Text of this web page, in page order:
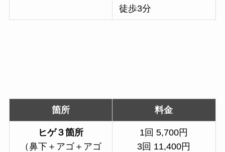
徒歩3分
箇所 料金
ヒゲ３箇所
（鼻下＋アゴ＋アゴ
1回 5,700円
3回 11,400円